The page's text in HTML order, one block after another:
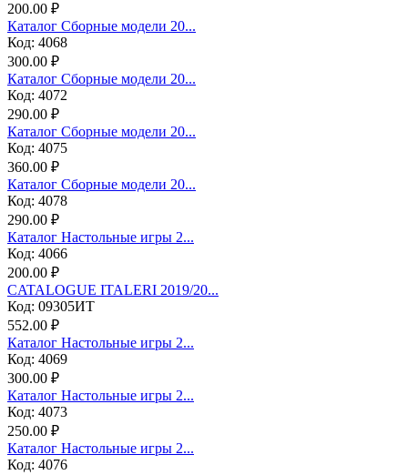
200.00 ₽
Каталог Сборные модели 20...
Код: 4068
300.00 ₽
Каталог Сборные модели 20...
Код: 4072
290.00 ₽
Каталог Сборные модели 20...
Код: 4075
360.00 ₽
Каталог Сборные модели 20...
Код: 4078
290.00 ₽
Каталог Настольные игры 2...
Код: 4066
200.00 ₽
CATALOGUE ITALERI 2019/20...
Код: 09305ИТ
552.00 ₽
Каталог Настольные игры 2...
Код: 4069
300.00 ₽
Каталог Настольные игры 2...
Код: 4073
250.00 ₽
Каталог Настольные игры 2...
Код: 4076